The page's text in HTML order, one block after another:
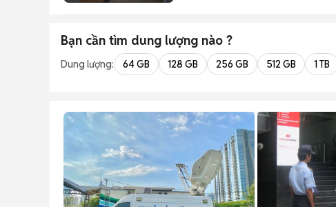
Bạn cần tìm dung lượng nào ?
Dung lượng: 64 GB 128 GB 256 GB 512 GB 1 TB